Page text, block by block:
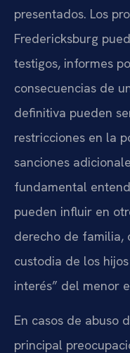
presentados. Los
Fredericksburg
testigos, informes
consecuencias de
definitiva pueden
restricciones en la
sanciones
fundamental
pueden influir en
derecho de familia,
custodia de los
interés” del menor
En casos de abuso
principal